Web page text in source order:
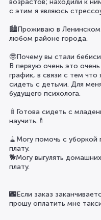
возрастов; находили к
с этим я являюсь
🏙️Проживаю в Ленинском
любом районе города.
🤓Почему вы стали
В первую очень это
график, в связи с тем
сидеть с детьми. Для
будущего психолога.
🍼Готова сидеть с
научить.🍼
🧹Могу помочь с
плату.
🐕Могу выгулять
плату.
🌃Если заказ
прошу оплатить мне